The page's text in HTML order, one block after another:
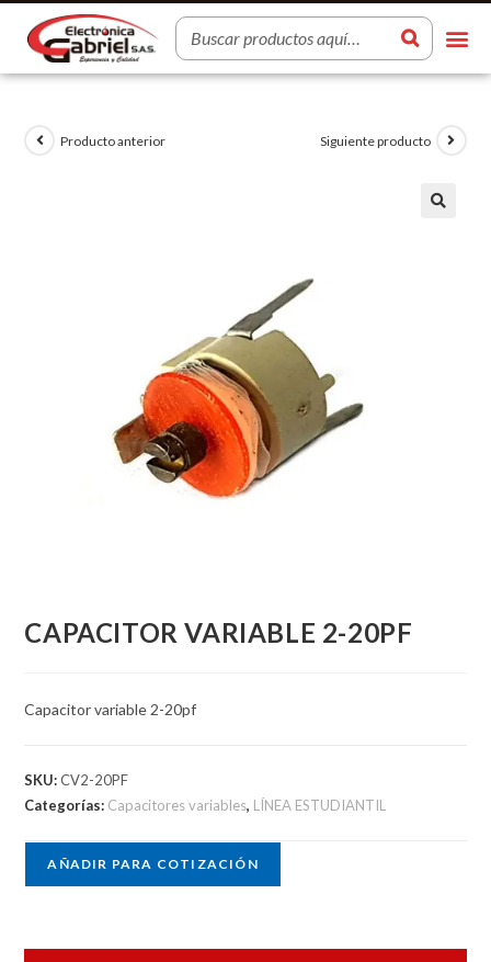
Producto anterior Siguiente producto
CAPACITOR VARIABLE 2-20PF
Capacitor variable 2-20pf
SKU:CV2-20PF
Categorías: Capacitores variables, LÍNEA ESTUDIANTIL
AÑADIR PARA COTIZACIÓN